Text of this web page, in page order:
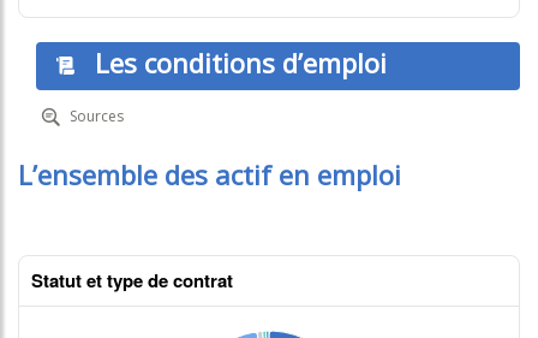
Les conditions d’emploi
Sources
L’ensemble des actif en emploi
Statut et type de contrat